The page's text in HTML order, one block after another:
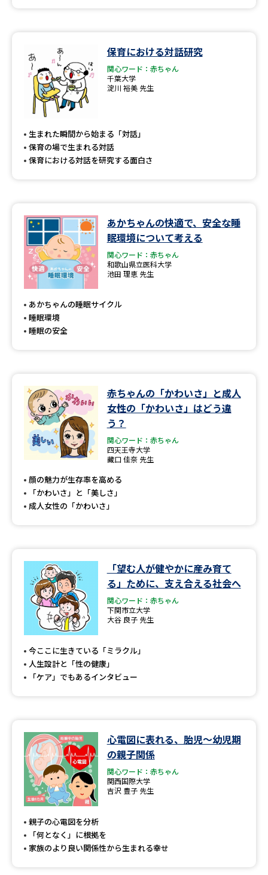
保育における対話研究
関心ワード：赤ちゃん
千葉大学
淀川 裕美 先生
生まれた瞬間から始まる「対話」
保育の場で生まれる対話
保育における対話を研究する面白さ
あかちゃんの快適で、安全な睡
眠環境について考える
関心ワード：赤ちゃん
和歌山県立医科大学
池田 理恵 先生
あかちゃんの睡眠サイクル
睡眠環境
睡眠の安全
赤ちゃんの「かわいさ」と成人
女性の「かわいさ」はどう違
う？
関心ワード：赤ちゃん
四天王寺大学
藏口 佳奈 先生
顔の魅力が生存率を高める
「かわいさ」と「美しさ」
成人女性の「かわいさ」
「望む人が健やかに産み育て
る」ために、支え合える社会へ
関心ワード：赤ちゃん
下関市立大学
大谷 良子 先生
今ここに生きている「ミラクル」
人生設計と「性の健康」
「ケア」でもあるインタビュー
心電図に表れる、胎児～幼児期
の親子関係
関心ワード：赤ちゃん
関西国際大学
吉沢 豊子 先生
親子の心電図を分析
「何となく」に根拠を
家族のより良い関係性から生まれる幸せ